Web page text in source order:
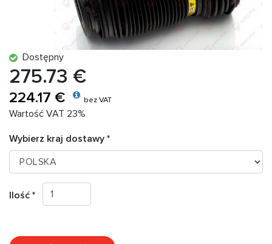
Dostępny
275.73 €
224.17 € bez VAT
Wartość VAT 23%
Wybierz kraj dostawy *
Ilość *